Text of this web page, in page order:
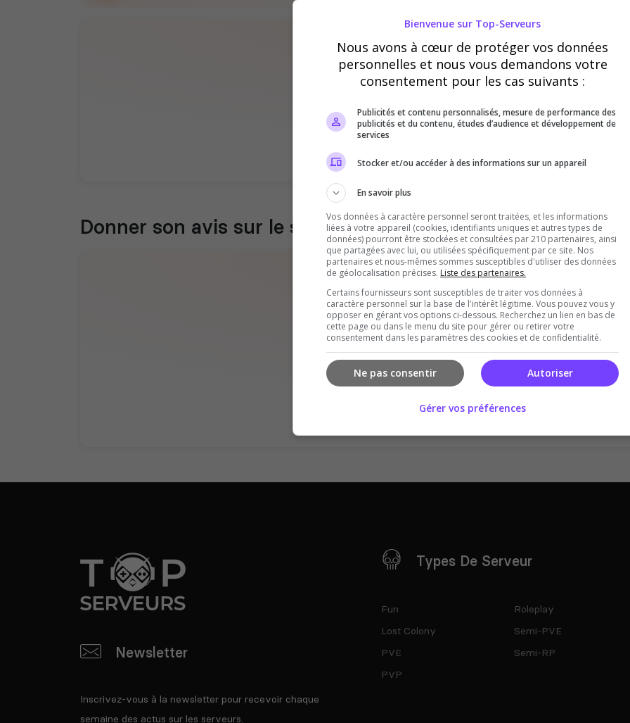
Il n'y a pas encore d'avis sur ce serveur.
Staff du serveur
Donner son avis sur le serveur
Vous devez être connecté pour ajouter un avis
sur ce serveur !
Newsletter
Inscrivez-vous à la newsletter pour recevoir chaque
semaine des actus sur les serveurs.
Types De Serveur
Fun
Lost Colony
PVE
PVP
Roleplay
Semi-PVE
Semi-RP
Bienvenue sur Top-Serveurs
Nous avons à cœur de protéger vos données
personnelles et nous vous demandons votre
consentement pour les cas suivants :
Publicités et contenu personnalisés, mesure de performance des
publicités et du contenu, études d’audience et développement de
services
Stocker et/ou accéder à des informations sur un appareil
En savoir plus
Vos données à caractère personnel seront traitées, et les informations
liées à votre appareil (cookies, identifiants uniques et autres types de
données) pourront être stockées et consultées par 210 partenaires, ainsi
que partagées avec lui, ou utilisées spécifiquement par ce site. Nos
partenaires et nous-mêmes sommes susceptibles d'utiliser des données
de géolocalisation précises. Liste des partenaires.
Certains fournisseurs sont susceptibles de traiter vos données à
caractère personnel sur la base de l'intérêt légitime. Vous pouvez vous y
opposer en gérant vos options ci-dessous. Recherchez un lien en bas de
cette page ou dans le menu du site pour gérer ou retirer votre
consentement dans les paramètres des cookies et de confidentialité.
Autoriser
Ne pas consentir
Gérer vos préférences